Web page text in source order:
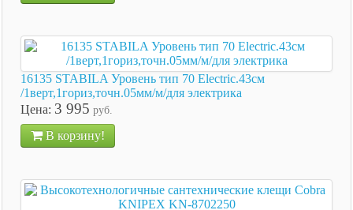
16135 STABILA Уровень тип 70 Electric.43см
/1верт,1гориз,точн.05мм/м/для электрика
Цена: 3 995 руб.
В корзину!